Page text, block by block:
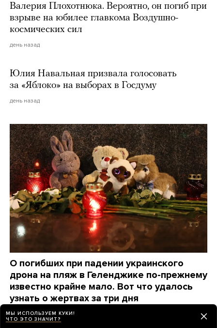
Валерия Плохотнюка. Вероятно, он погиб при
взрыве на юбилее главкома Воздушно-
космических сил
день назад
Юлия Навальная призвала голосовать
за «Яблоко» на выборах в Госдуму
день назад
О погибших при падении украинского
дрона на пляж в Геленджике по-прежнему
известно крайне мало. Вот что удалось
узнать о жертвах за три дня
НОВОСТИ день назад
МЫ ИСПОЛЬЗУЕМ КУКИ!
ЧТО ЭТО ЗНАЧИТ?